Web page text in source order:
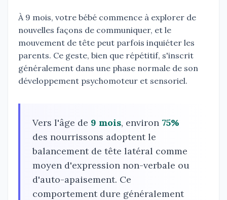
À 9 mois, votre bébé commence à explorer de
nouvelles façons de communiquer, et le
mouvement de tête peut parfois inquiéter les
parents. Ce geste, bien que répétitif, s'inscrit
généralement dans une phase normale de son
développement psychomoteur et sensoriel.
Vers l'âge de 9 mois, environ 75%
des nourrissons adoptent le
balancement de tête latéral comme
moyen d'expression non-verbale ou
d'auto-apaisement. Ce
comportement dure généralement